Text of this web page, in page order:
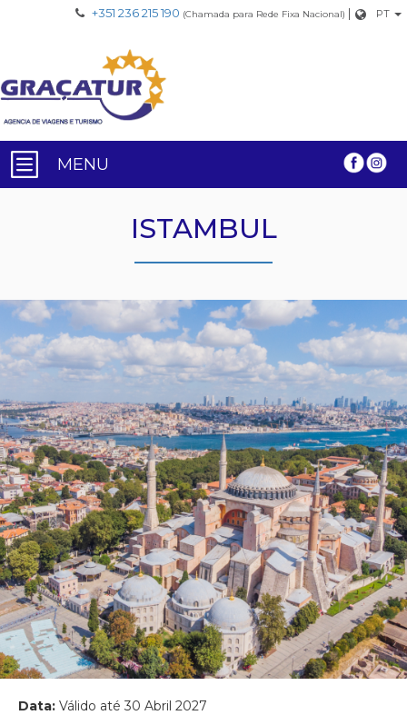
+351 236 215 190 (Chamada para Rede Fixa Nacional) | PT
MENU
ISTAMBUL
Data: Válido até 30 Abril 2027